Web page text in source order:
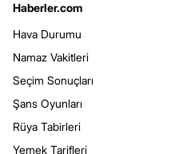
Haberler.com
Hava Durumu
Namaz Vakitleri
Seçim Sonuçları
Şans Oyunları
Rüya Tabirleri
Yemek Tarifleri